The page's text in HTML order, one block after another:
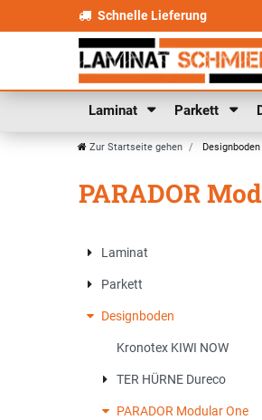
Schnelle Lieferung
Laminat Parkett
Zur Startseite gehen Designboden
PARADOR
Laminat
Parkett
Designboden
Kronotex KIWI NOW
TER HÜRNE Dureco
PARADOR Modular One